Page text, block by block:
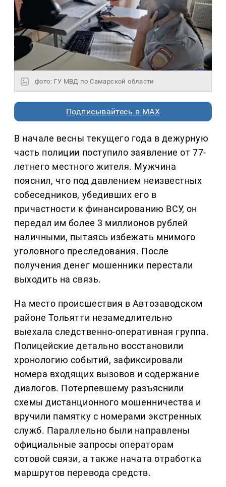
фото: ГУ МВД по Самарской области
Подписывайтесь в MAX
В начале весны текущего года в дежурную
часть полиции поступило заявление от 77-
летнего местного жителя. Мужчина
пояснил, что под давлением неизвестных
собеседников, убедивших его в
причастности к финансированию ВСУ, он
передал им более 3 миллионов рублей
наличными, пытаясь избежать мнимого
уголовного преследования. После
получения денег мошенники перестали
выходить на связь.
На место происшествия в Автозаводском
районе Тольятти незамедлительно
выехала следственно-оперативная группа.
Полицейские детально восстановили
хронологию событий, зафиксировали
номера входящих вызовов и содержание
диалогов. Потерпевшему разъяснили
схемы дистанционного мошенничества и
вручили памятку с номерами экстренных
служб. Параллельно были направлены
официальные запросы операторам
сотовой связи, а также начата отработка
маршрутов перевода средств.